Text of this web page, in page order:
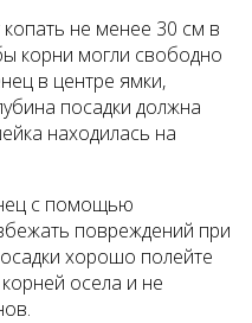
не менее 30 см в
корни могли свободно
в центре ямки,
посадки должна
находилась на
с помощью
повреждений при
хорошо полейте
осела и не